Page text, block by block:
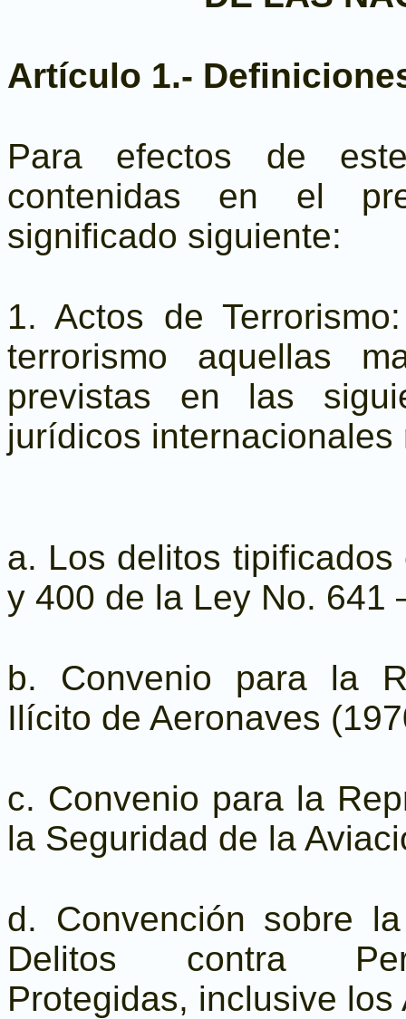
Artículo 1.-
Para efectos de
contenidas en el
significado siguiente:
1. Actos de
terrorismo aquellas
previstas en las
jurídicos
a. Los delitos
y 400 de la Ley No. 641
b. Convenio para la
Ilícito de Aeronaves
c. Convenio para la
la Seguridad de la
d. Convención sobre
Delitos contra
Protegidas, inclusive